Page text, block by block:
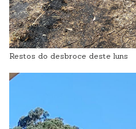
Restos do desbroce deste luns